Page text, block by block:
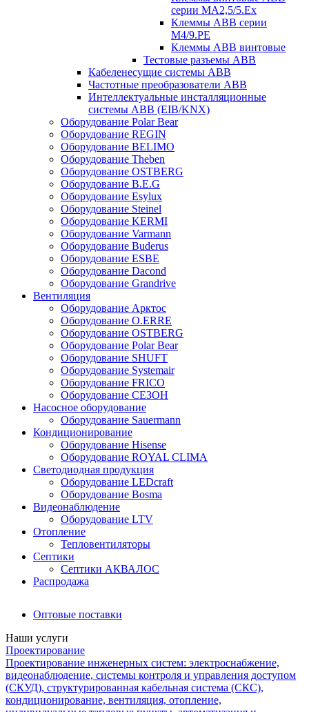
серии MA2,5/5.Ex
Клеммы ABB серии
M4/9.PE
Клеммы ABB винтовые
Тестовые разъемы ABB
Кабеленесущие системы ABB
Частотные преобразователи ABB
Интеллектуальные инсталляционные
системы ABB (EIB/KNX)
Оборудование Polar Bear
Оборудование REGIN
Оборудование BELIMO
Оборудование Theben
Оборудование OSTBERG
Оборудование B.E.G
Оборудование Esylux
Оборудование Steinel
Оборудование KERMI
Оборудование Varmann
Оборудование Buderus
Оборудование ESBE
Оборудование Dacond
Оборудование Grandrive
Вентиляция
Оборудование Арктос
Оборудование O.ERRE
Оборудование OSTBERG
Оборудование Polar Bear
Оборудование SHUFT
Оборудование Systemair
Оборудование FRICO
Оборудование СЕЗОН
Насосное оборудование
Оборудование Sauermann
Кондиционирование
Оборудование Hisense
Оборудование ROYAL CLIMA
Светодиодная продукция
Оборудование LEDcraft
Оборудование Bosma
Видеонаблюдение
Оборудование LTV
Отопление
Тепловентиляторы
Септики
Септики АКВАЛОС
Распродажа
Оптовые поставки
Наши услуги
Проектирование
Проектирование инженерных систем: электроснабжение,
видеонаблюдение, системы контроля и управления доступом
(СКУД), структурированная кабельная система (СКС),
кондиционирование, вентиляция, отопление,